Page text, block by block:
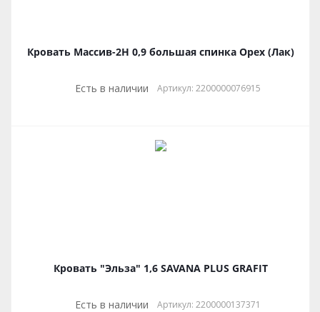
Кровать Массив-2Н 0,9 большая спинка Орех (Лак)
Есть в наличии Артикул: 2200000076915
Кровать "Эльза" 1,6 SAVANA PLUS GRAFIT
Есть в наличии Артикул: 2200000137371